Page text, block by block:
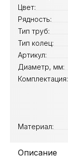
Цвет:
Рядность:
Тип труб:
Тип колец:
Артикул:
Диаметр, мм:
Комплектация:
Материал:
Описание